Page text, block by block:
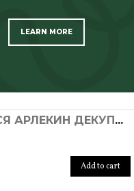
LEARN MORE
СМЕЮЩИЙСЯ АРЛЕКИН ДЕКУПАЖ
Add to cart